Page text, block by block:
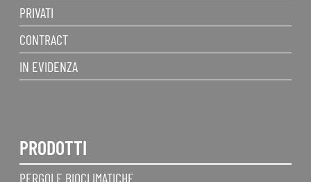
PRIVATI
CONTRACT
IN EVIDENZA
PRODOTTI
PERGOLE BIOCLIMATICHE